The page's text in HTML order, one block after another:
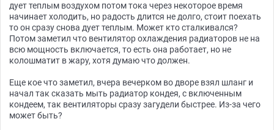
дует теплым воздухом потом тока через некоторое время
начинает холодить, но радость длится не долго, стоит поехать
то он сразу снова дует теплым. Может кто сталкивался?
Потом заметил что вентилятор охлаждения радиаторов не на
всю мощность включается, то есть она работает, но не
колошматит в жару, хотя думаю что должен.
Еще кое что заметил, вчера вечерком во дворе взял шланг и
начал так сказать мыть радиатор кондея, с включенным
кондеем, так вентиляторы сразу загудели быстрее. Из-за чего
может быть?